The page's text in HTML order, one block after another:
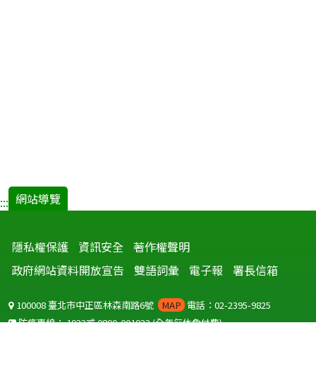
::: 網站導覽
隱私權保護 資訊安全 著作權聲明
政府網站資料開放宣告
雙語詞彙 電子報 署長信箱
100008 臺北市中正區林森南路6號 MAP 電話：02-2395-9825
防疫專線：1922或0800-001922(全年無休免付費)